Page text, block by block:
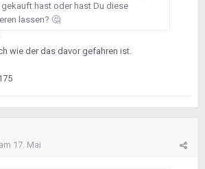
gekauft hast oder hast Du diese
lassen? 🤔
wie der das davor gefahren ist.
17. Mai